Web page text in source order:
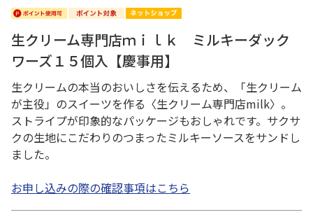
生クリーム専門店ｍｉｌｋ ミルキーダック
ワーズ１５個入【慶事用】
生クリームの本当のおいしさを伝えるため、「生クリーム
が主役」のスイーツを作る〈生クリーム専門店milk〉。
ストライプが印象的なパッケージもおしゃれです。サクサ
クの生地にこだわりのつまったミルキーソースをサンドし
ました。
お申し込みの際の確認事項はこちら